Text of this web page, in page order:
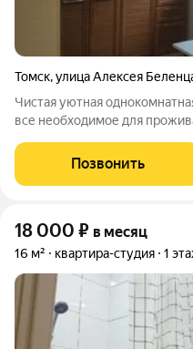
Томск,улица Алексея
Чистая уютная
все необходимое для
доступности.Сдается
без вредных привычек!
Позвонить
18 000 ₽ в месяц
16 м² квартира-студия 1